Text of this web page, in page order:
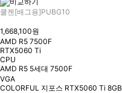
쿨젠[배그용]PUBG10
1,668,100원
AMD R5 7500F
RTX5060 Ti
CPU
AMD R5 5세대 7500F
VGA
COLORFUL 지포스 RTX5060 Ti 8GB